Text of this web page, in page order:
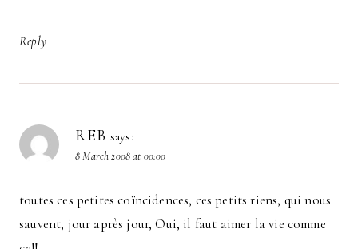
Reply
REB says:
8 March 2008 at 00:00
toutes ces petites coïncidences, ces petits riens, qui nous
sauvent, jour après jour, Oui, il faut aimer la vie comme